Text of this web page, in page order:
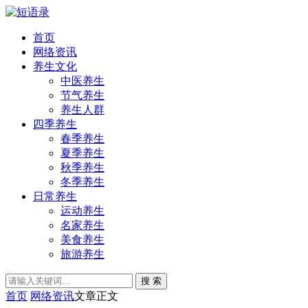
首页
网络资讯
养生文化
中医养生
节气养生
养生人群
四季养生
春季养生
夏季养生
秋季养生
冬季养生
日常养生
运动养生
名家养生
美食养生
旅游养生
搜 索
首页 网络资讯文章正文